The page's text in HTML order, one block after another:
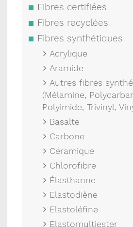
Fibres certifiées
Fibres recyclées
Fibres synthétiques
Acrylique
Aramide
Autres fibres
(Mélamine,
Polyimide, Trivinyl,
Basalte
Carbone
Céramique
Chlorofibre
Élasthanne
Elastodiène
Elastoléfine
Elastomultiester